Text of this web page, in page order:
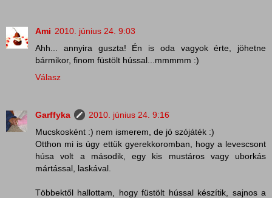
Ami 2010. június 24. 9:03
Ahh... annyira guszta! Én is oda vagyok érte, jöhetne
bármikor, finom füstölt hússal...mmmmm :)
Válasz
Garffyka
2010. június 24. 9:16
Mucskosként :) nem ismerem, de jó szójáték :)
Otthon mi is úgy ettük gyerekkoromban, hogy a levescsont
húsa volt a második, egy kis mustáros vagy uborkás
mártással, laskával.
Többektől hallottam, hogy füstölt hússal készítik, sajnos a